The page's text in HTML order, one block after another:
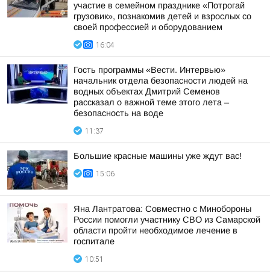
участие в семейном празднике «Потрогай
грузовик», познакомив детей и взрослых со
своей профессией и оборудованием
16:04
Гость программы «Вести. Интервью»
начальник отдела безопасности людей на
водных объектах Дмитрий Семенов
рассказал о важной теме этого лета –
безопасность на воде
11:37
Большие красные машины уже ждут вас!
15:06
Яна Лантратова: Совместно с Минобороны
России помогли участнику СВО из Самарской
области пройти необходимое лечение в
госпитале
10:51